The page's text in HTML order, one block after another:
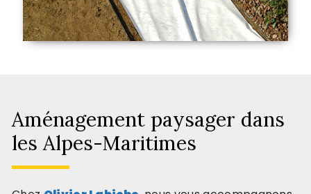
Aménagement paysager dans
les Alpes-Maritimes